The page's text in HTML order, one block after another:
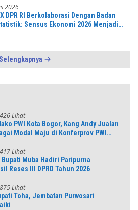
2026
DPR RI Berkolaborasi Dengan Badan
Sensus Ekonomi 2026 Menjadi
Selengkapnya
Lihat
PWI Kota Bogor, Kang Andy Jualan
Modal Maju di Konferprov PWI
Lihat
Bupati Muba Hadiri Paripurna
Reses III DPRD Tahun 2026
Lihat
Toha, Jembatan Purwosari